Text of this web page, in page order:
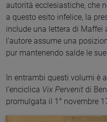
autorità ecclesiastiche, che
a questo esito infelice, la
include una lettera di Maffei
l'autore assume una
pur mantenendo salde le
In entrambi questi volumi è
l’enciclica Vix Pervenit di
promulgata il 1° novembre